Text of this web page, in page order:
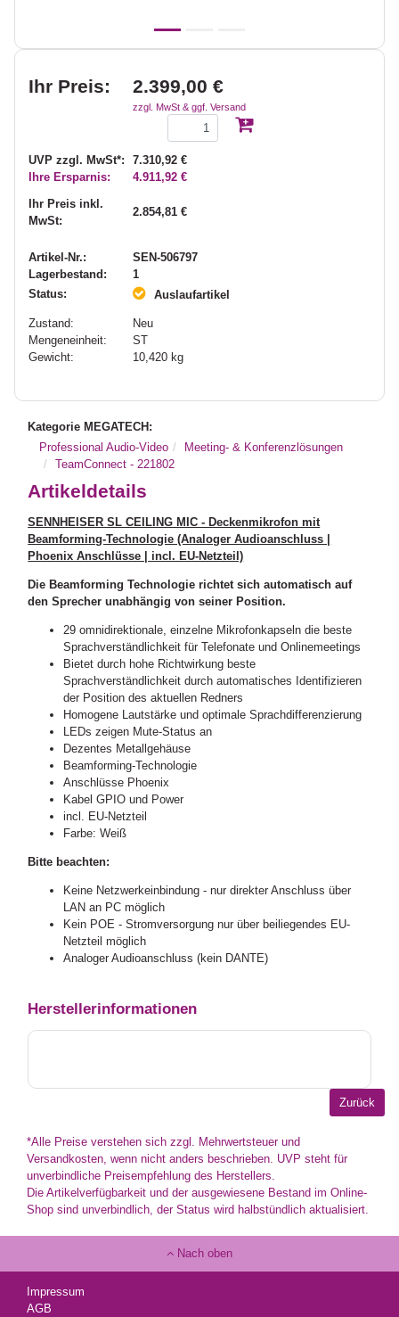
Ihr Preis: 2.399,00 €
zzgl. MwSt & ggf. Versand
UVP zzgl. MwSt*:
7.310,92 €
Ihre Ersparnis:
4.911,92 €
Ihr Preis inkl.
MwSt:
2.854,81 €
Artikel-Nr.:
SEN-506797
Lagerbestand:
1
Status:
Auslaufartikel
Zustand:
Neu
Mengeneinheit:
ST
Gewicht:
10,420 kg
Kategorie MEGATECH:
Professional Audio-Video
Meeting- & Konferenzlösungen
TeamConnect - 221802
Artikeldetails
SENNHEISER SL CEILING MIC - Deckenmikrofon mit
Beamforming-Technologie (Analoger Audioanschluss |
Phoenix Anschlüsse | incl. EU-Netzteil)
Die Beamforming Technologie richtet sich automatisch auf
den Sprecher unabhängig von seiner Position.
29 omnidirektionale, einzelne Mikrofonkapseln die beste
Sprachverständlichkeit für Telefonate und Onlinemeetings
Bietet durch hohe Richtwirkung beste
Sprachverständlichkeit durch automatisches Identifizieren
der Position des aktuellen Redners
Homogene Lautstärke und optimale Sprachdifferenzierung
LEDs zeigen Mute-Status an
Dezentes Metallgehäuse
Beamforming-Technologie
Anschlüsse Phoenix
Kabel GPIO und Power
incl. EU-Netzteil
Farbe: Weiß
Bitte beachten:
Keine Netzwerkeinbindung - nur direkter Anschluss über
LAN an PC möglich
Kein POE - Stromversorgung nur über beiliegendes EU-
Netzteil möglich
Analoger Audioanschluss (kein DANTE)
Herstellerinformationen
*Alle Preise verstehen sich zzgl. Mehrwertsteuer und
Versandkosten, wenn nicht anders beschrieben. UVP steht für
unverbindliche Preisempfehlung des Herstellers.
Die Artikelverfügbarkeit und der ausgewiesene Bestand im Online-
Shop sind unverbindlich, der Status wird halbstündlich aktualisiert.
Nach oben
Impressum
AGB